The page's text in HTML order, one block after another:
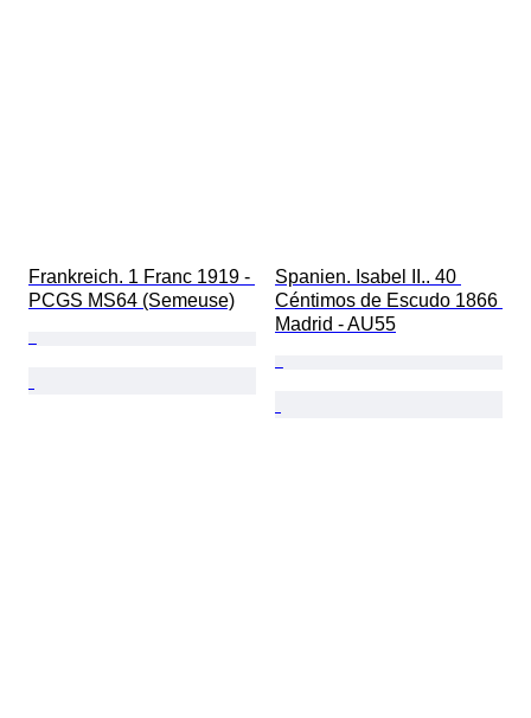
Frankreich. 1 Franc 1919 -
PCGS MS64 (Semeuse)
Spanien. Isabel II.. 40
Céntimos de Escudo 1866
Madrid - AU55